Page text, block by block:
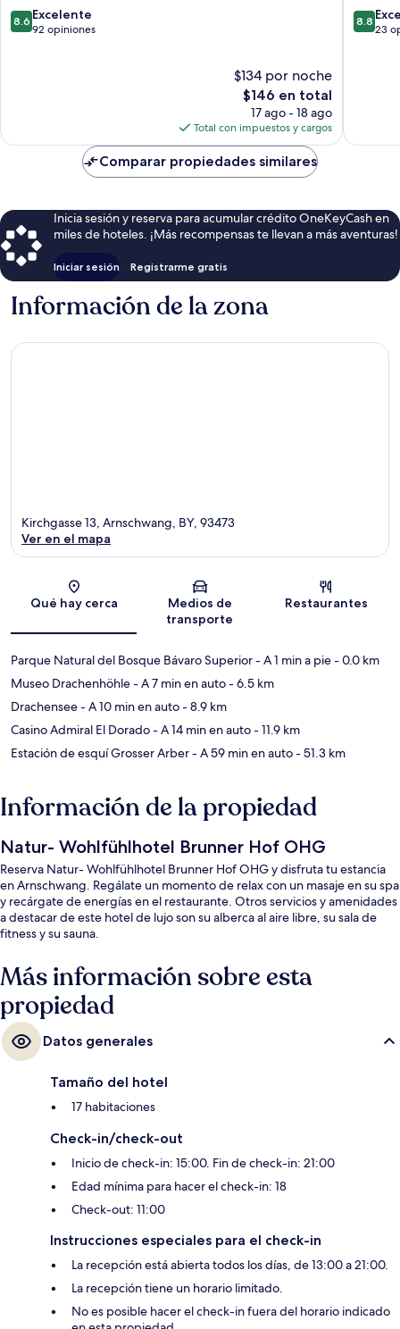
8.6
de
8.6 Excelente
92 opiniones
$134 por noche
El
precio
actual
es
de
$146
$146 en total
17 ago - 18 ago
Total con impuestos y cargos
8.8
de
8.8
23
Comparar propiedades similares
Inicia sesión y reserva para acumular crédito OneKeyCash en
miles de hoteles. ¡Más recompensas te llevan a más aventuras!
Iniciar sesión Registrarme gratis
Información de la zona
Sección del mapa
Kirchgasse 13, Arnschwang, BY, 93473
Ver en el mapa
Qué hay cerca
Medios de
transporte
Restaurantes
Parque Natural del Bosque Bávaro Superior- A 1 min a pie- 0.0 km
Museo Drachenhöhle- A 7 min en auto- 6.5 km
Drachensee- A 10 min en auto- 8.9 km
Casino Admiral El Dorado- A 14 min en auto- 11.9 km
Estación de esquí Grosser Arber- A 59 min en auto- 51.3 km
Información de la propiedad
Natur- Wohlfühlhotel Brunner Hof OHG
Reserva Natur- Wohlfühlhotel Brunner Hof OHG y disfruta tu estancia
en Arnschwang. Regálate un momento de relax con un masaje en su spa
y recárgate de energías en el restaurante. Otros servicios y amenidades
a destacar de este hotel de lujo son su alberca al aire libre, su sala de
fitness y su sauna.
Más información sobre esta
propiedad
Datos generales
Tamaño del hotel
17 habitaciones
Check-in/check-out
Inicio de check-in: 15:00. Fin de check-in: 21:00
Edad mínima para hacer el check-in: 18
Check-out: 11:00
Instrucciones especiales para el check-in
La recepción está abierta todos los días, de 13:00 a 21:00.
La recepción tiene un horario limitado.
No es posible hacer el check-in fuera del horario indicado